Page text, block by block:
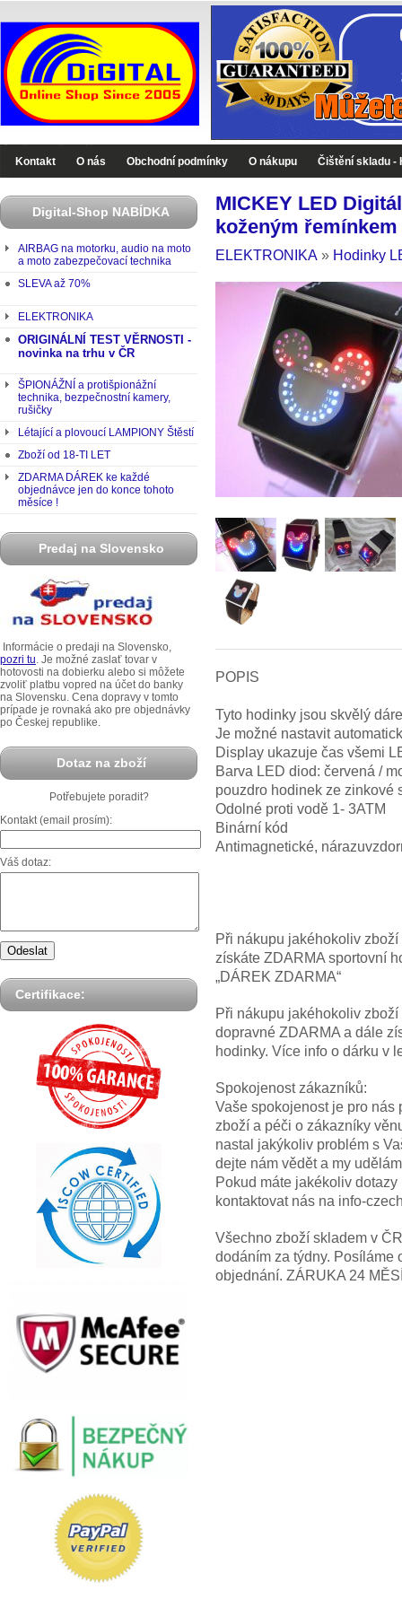
Kontakt O nás Obchodní podmínky O nákupu Čištění skladu -
Digital-Shop NABÍDKA
AIRBAG na motorku, audio na moto
a moto zabezpečovací technika
SLEVA až 70%
ELEKTRONIKA
ORIGINÁLNÍ TEST VĚRNOSTI -
novinka na trhu v ČR
ŠPIONÁŽNÍ a protišpionážní
technika, bezpečnostní kamery,
rušičky
Létající a plovoucí LAMPIONY Štěstí
Zboží od 18-TI LET
ZDARMA DÁREK ke každé
objednávce jen do konce tohoto
měsíce !
Predaj na Slovensko
Informácie o predaji na Slovensko,
pozri tu. Je možné zaslať tovar v
hotovosti na dobierku alebo si môžete
zvoliť platbu vopred na účet do banky
na Slovensku. Cena dopravy v tomto
prípade je rovnaká ako pre objednávky
po Českej republike.
Dotaz na zboží
Potřebujete poradit?
Kontakt (email prosím):
Váš dotaz:
Certifikace:
MICKEY LED
koženým řemínkem
ELEKTRONIKA » Hodinky
POPIS
Tyto hodinky jsou skvělý
Je možné nastavit
Display ukazuje čas všemi
Barva LED diod: červená /
pouzdro hodinek ze zinkové
Odolné proti vodě 1- 3ATM
Binární kód
Antimagnetické,
Při nákupu jakéhokoliv
získáte ZDARMA sportovní
„DÁREK ZDARMA“
Při nákupu jakéhokoliv
dopravné ZDARMA a dále
hodinky. Více info o dárku v
Spokojenost zákazníků:
Vaše spokojenost je pro nás
zboží a péči o zákazníky
nastal jakýkoliv problém s
dejte nám vědět a my
Pokud máte jakékoliv
kontaktovat nás na info-
Všechno zboží skladem v
dodáním za týdny. Posíláme
objednání. ZÁRUKA 24